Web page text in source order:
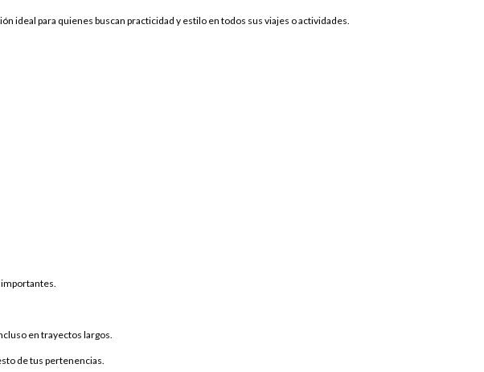
ideal para quienes buscan practicidad y estilo en todos sus viajes o actividades.
en trayectos largos.
de tus pertenencias.